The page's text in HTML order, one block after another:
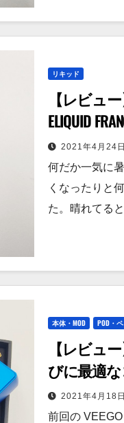
リキッド
【レビュー
ELIQUID
ぷりの外
話。
2021年4月24日
何だか一気に
くなったりと
た。晴れてる
本体・MOD POD・
【レビュ
びに最適
話。2021年4月18日
前回の